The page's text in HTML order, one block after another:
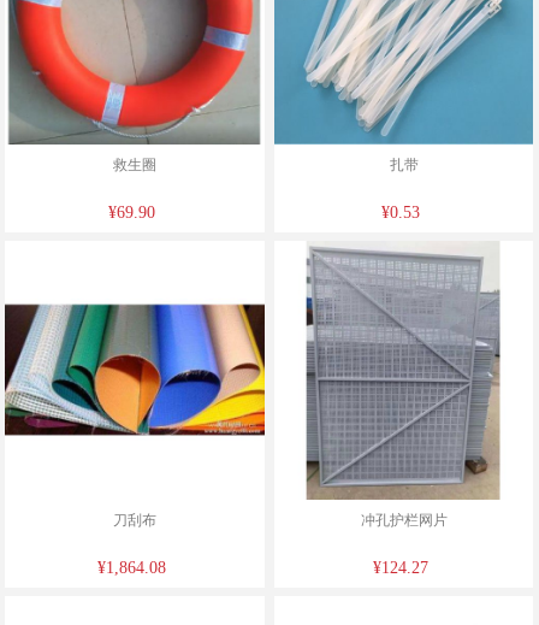
救生圈
¥69.90
扎带
¥0.53
刀刮布
¥1,864.08
冲孔护栏网片
¥124.27